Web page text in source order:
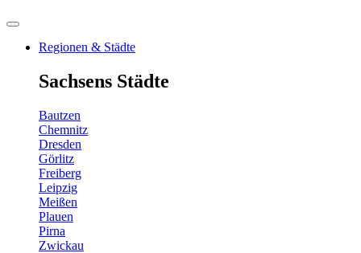
Regionen & Städte
Sachsens Städte
Bautzen
Chemnitz
Dresden
Görlitz
Freiberg
Leipzig
Meißen
Plauen
Pirna
Zwickau